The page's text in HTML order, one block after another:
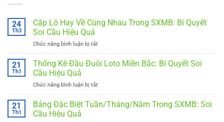
24
Th3
Cặp Lô Hay Về Cùng Nhau Trong SXMB: Bí Quyết
Soi Cầu Hiệu Quả
Chức năng bình luận bị tắt
Lô
Trong
21
Th1
Thống Kê Đầu Đuôi Loto Miền Bắc: Bí Quyết Soi
Cầu Hiệu Quả
Chức năng bình luận bị tắt
Kê
21
Th1
Bảng Đặc Biệt Tuần/Tháng/Năm Trong SXMB: Soi
Cầu Hiệu Quả